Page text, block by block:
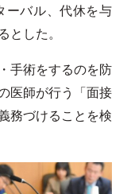
ーバル、代休を与
した。
手術をするのを防
医師が行う「面接
務づけることを検